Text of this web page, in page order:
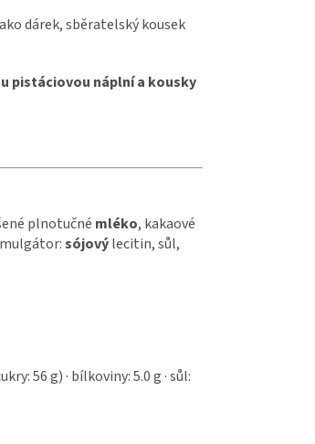
dárek, sběratelský kousek
pistáciovou náplní a kousky
plnotučné mléko, kakaové
sójovýlecitin, sůl,
56 g) · bílkoviny: 5.0 g · sůl: